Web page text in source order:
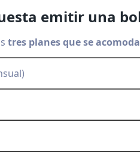
emitir una
tres planes que se